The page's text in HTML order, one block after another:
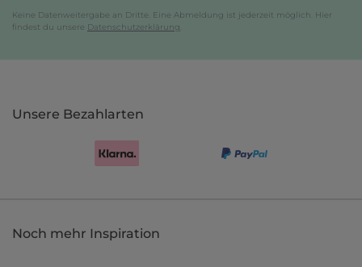
Keine Datenweitergabe an Dritte. Eine Abmeldung ist jederzeit möglich. Hier
findest du unsere Datenschutzerklärung
Unsere Bezahlarten
Noch mehr Inspiration